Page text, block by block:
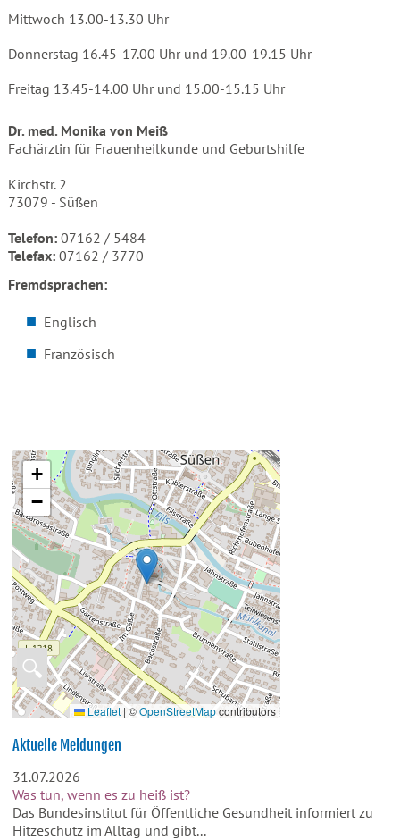
Mittwoch 13.00-13.30 Uhr
Donnerstag 16.45-17.00 Uhr und 19.00-19.15 Uhr
Freitag 13.45-14.00 Uhr und 15.00-15.15 Uhr
Dr. med. Monika von Meiß
Fachärztin für Frauenheilkunde und Geburtshilfe
Kirchstr. 2
73079 - Süßen
Telefon:07162 / 5484
Telefax:07162 / 3770
Fremdsprachen:
Englisch
Französisch
🔍
+
−
Leaflet | ©OpenStreetMapcontributors
Aktuelle Meldungen
31.07.2026
Was tun, wenn es zu heiß ist?
Das Bundesinstitut für Öffentliche Gesundheit informiert zu
Hitzeschutz im Alltag und gibt...